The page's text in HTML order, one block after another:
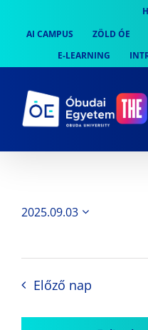
content
AI CAMPUS
ZÖLD ÓE
E-LEARNING
2025.09.03
Előző nap